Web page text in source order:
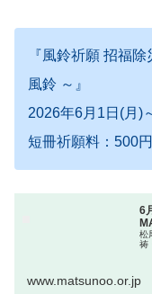
『風鈴祈願 招福
風鈴 ～』
2026年6月1日(月)
短冊祈願料：500円
6
松
祷
www.matsunoo.or.jp